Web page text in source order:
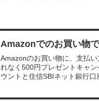
Amazonでのお買い物
Amazonのお買い物に、支払
れなく500円プレゼントキャ
ウントと住信SBIネット銀行口